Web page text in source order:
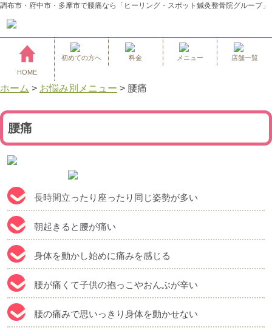
調布市・府中市・多摩市で腰痛なら「ヒーリング・スポット鍼灸整骨院グループ」
HOME
初めての方へ 料金 メニュー 店舗一覧
ホーム > お悩み別メニュー > 腰痛
腰痛
長時間立ったり座ったり同じ姿勢が多い
朝起きると腰が痛い
身体を動かし始めに痛みを感じる
腰が痛くて子供の抱っこやおんぶが辛い
腰の痛みで思いっきり身体を動かせない